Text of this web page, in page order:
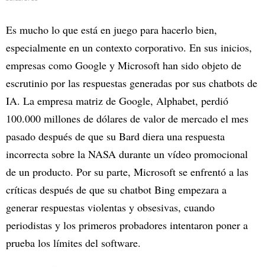
Es mucho lo que está en juego para hacerlo bien,
especialmente en un contexto corporativo. En sus inicios,
empresas como Google y Microsoft han sido objeto de
escrutinio por las respuestas generadas por sus chatbots de
IA. La empresa matriz de Google, Alphabet, perdió
100.000 millones de dólares de valor de mercado el mes
pasado después de que su Bard diera una respuesta
incorrecta sobre la NASA durante un vídeo promocional
de un producto. Por su parte, Microsoft se enfrentó a las
críticas después de que su chatbot Bing empezara a
generar respuestas violentas y obsesivas, cuando
periodistas y los primeros probadores intentaron poner a
prueba los límites del software.